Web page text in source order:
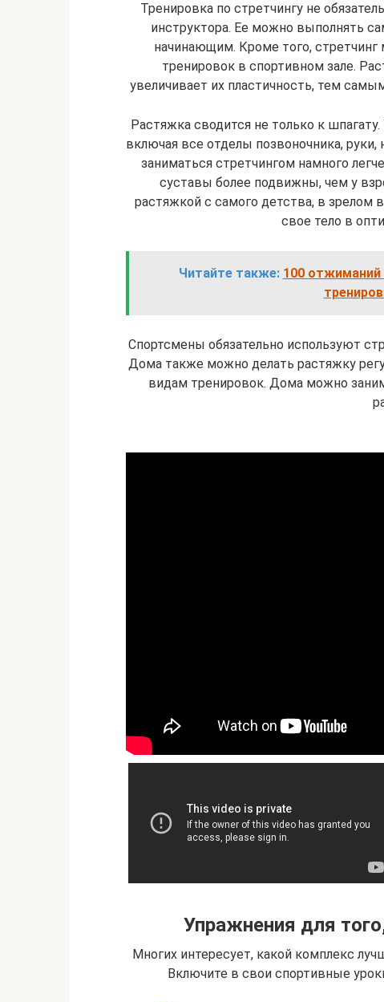
Тренировка по стретчингу не
инструктора. Ее можно выполнять
начинающим. Кроме того,
тренировок в спортивном зале.
увеличивает их пластичность, тем
Растяжка сводится не только к
включая все отделы позвоночника,
заниматься стретчингом намного
суставы более подвижны, чем у
растяжкой с самого детства, в зрелом
свое тело в
Читайте также: 100
Спортсмены обязательно используют
Дома также можно делать растяжку
видам тренировок. Дома можно
Упражнения для
Многих интересует, какой комплекс
Включите в свои спортивные